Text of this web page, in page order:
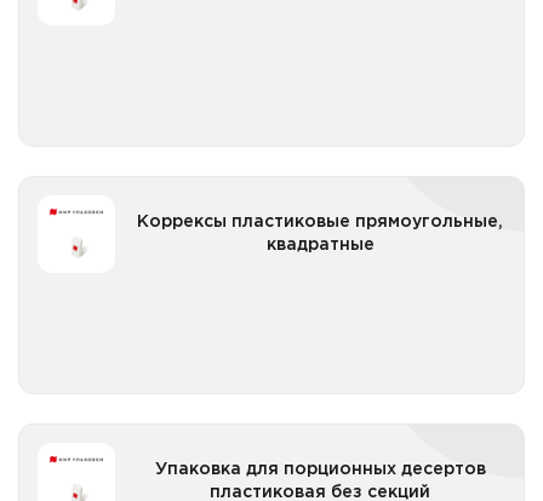
Коррексы пластиковые прямоугольные,
квадратные
квадратные
Упаковка для порционных десертов
пластиковая без секций
Упаковка для порционных десертов пластиковая
без секций